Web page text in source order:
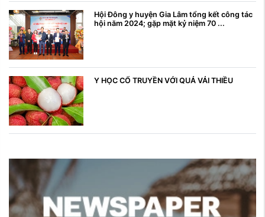
Hội Đông y huyện Gia Lâm tổng kết công tác
hội năm 2024; gặp mặt kỷ niệm 70 ...
Y HỌC CỔ TRUYỀN VỚI QUẢ VẢI THIỀU